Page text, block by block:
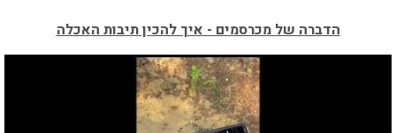
הדברה של מכרסמים - איך להכין תיבות האכלה